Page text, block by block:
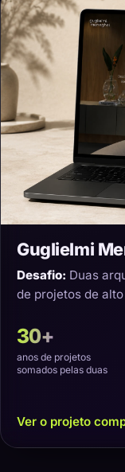
Guglielmi
Desafio: Duas
de projetos de
30+
anos de projetos
somados pelas duas
Ver o projeto